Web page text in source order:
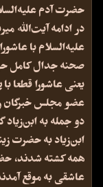
حضرت آدم
در ادامه آیت‌الله
علیه‌السلام با
صحنه جدال کامل
یعنی عاشورا قطعا
عضو مجلس خبرگان
دو جمله به
ابن‌زیاد به حضرت
همه کشته شدند،
عاشقی به موقع